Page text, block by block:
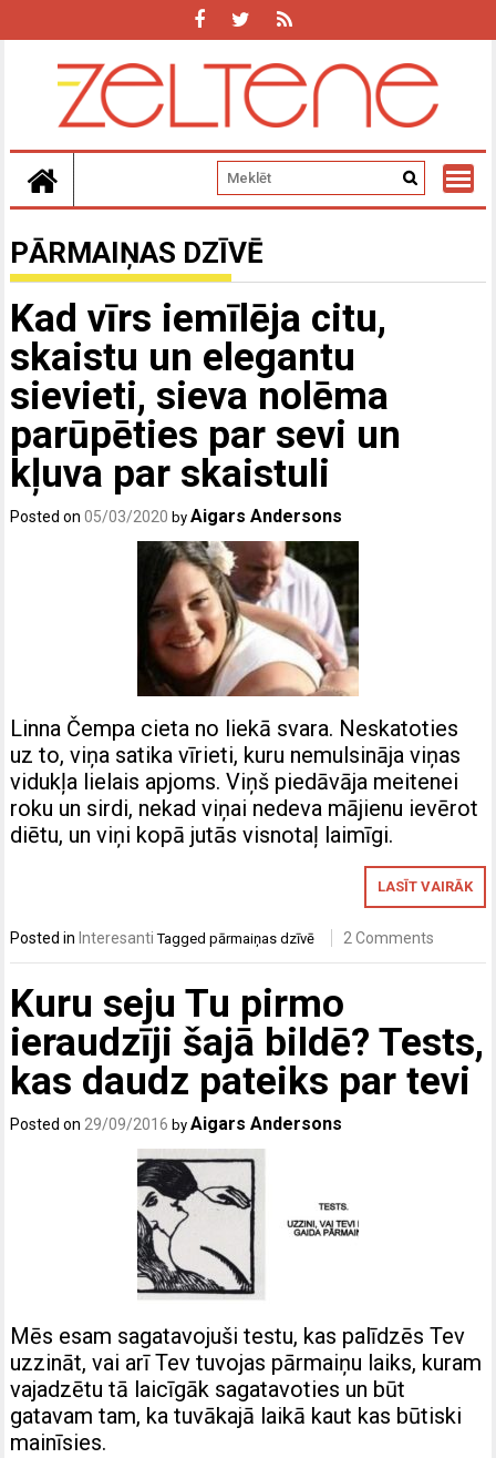
PĀRMAIŅAS DZĪVĒ
Kad vīrs iemīlēja citu,
skaistu un elegantu
sievieti, sieva nolēma
parūpēties par sevi un
kļuva par skaistuli
Posted on05/03/2020 byAigars Andersons
Linna Čempa cieta no liekā svara. Neskatoties
uz to, viņa satika vīrieti, kuru nemulsināja viņas
vidukļa lielais apjoms. Viņš piedāvāja meitenei
roku un sirdi, nekad viņai nedeva mājienu ievērot
diētu, un viņi kopā jutās visnotaļ laimīgi.
LASĪT VAIRĀK
Posted in Interesanti Taggedpārmaiņas dzīvē 2 Comments
Kuru seju Tu pirmo
ieraudzīji šajā bildē? Tests,
kas daudz pateiks par tevi
Posted on 29/09/2016 byAigars Andersons
Mēs esam sagatavojuši testu, kas palīdzēs Tev
uzzināt, vai arī Tev tuvojas pārmaiņu laiks, kuram
vajadzētu tā laicīgāk sagatavoties un būt
gatavam tam, ka tuvākajā laikā kaut kas būtiski
mainīsies.